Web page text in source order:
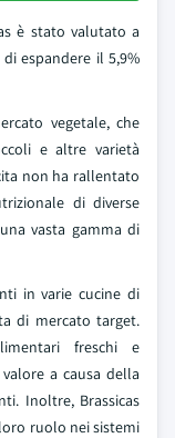
è stato valutato a
espandere il 5,9%
vegetale, che
e altre varietà
non ha rallentato
di diverse
vasta gamma di
in varie cucine di
di mercato target.
freschi e
a causa della
Inoltre, Brassicas
ruolo nei sistemi